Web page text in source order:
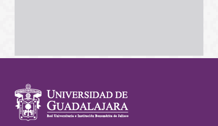
Información
del portal